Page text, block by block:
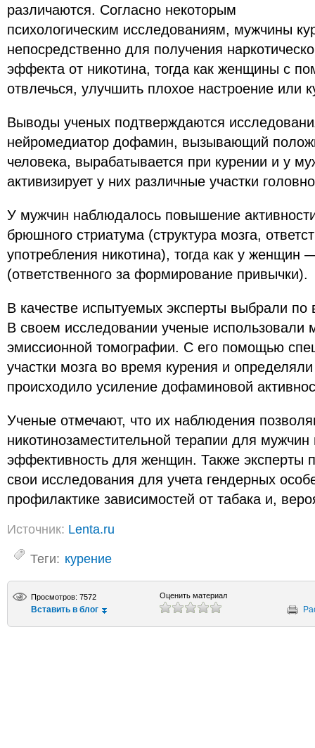
различаются. Согласно некоторым
психологическим исследованиям, мужчины
непосредственно для получения
эффекта от никотина, тогда как женщины с
отвлечься, улучшить плохое настроение или
Выводы ученых подтверждаются
нейромедиатор дофамин, вызывающий
человека, вырабатывается при курении и у
активизирует у них различные участки
У мужчин наблюдалось повышение
брюшного стриатума (структура мозга,
употребления никотина), тогда как у женщин
(ответственного за формирование привычки).
В качестве испытуемых эксперты выбрали
В своем исследовании ученые использовали
эмиссионной томографии. С его помощью
участки мозга во время курения и
происходило усиление дофаминовой
Ученые отмечают, что их наблюдения
никотинозаместительной терапии для
эффективность для женщин. Также эксперты
свои исследования для учета гендерных
профилактике зависимостей от табака и,
Источник: Lenta.ru
Теги: курение
Просмотров: 7572
Вставить в блог
Оценить материал